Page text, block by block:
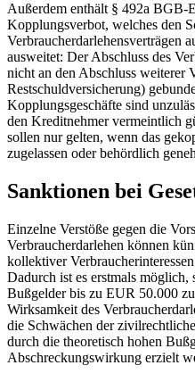
Außerdem enthält § 492a BGB-
Kopplungsverbot, welches den
Verbraucherdarlehensverträgen
ausweitet: Der Abschluss des
nicht an den Abschluss weiterer
Restschuldversicherung)
Kopplungsgeschäfte sind
den Kreditnehmer vermeintlich
sollen nur gelten, wenn das
zugelassen oder behördlich
Sanktionen bei
Einzelne Verstöße gegen die
Verbraucherdarlehen können
kollektiver
Dadurch ist es erstmals möglich,
Bußgelder bis zu EUR 50.000
Wirksamkeit des
die Schwächen der
durch die theoretisch hohen
Abschreckungswirkung erzielt